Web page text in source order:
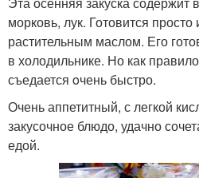
морковь, лук. Готовится
растительным маслом. Его
в холодильнике. Но как
съедается oчень быстро.
Очень аппетитный, с легкой
закусочное блюдо, удачно
едой.